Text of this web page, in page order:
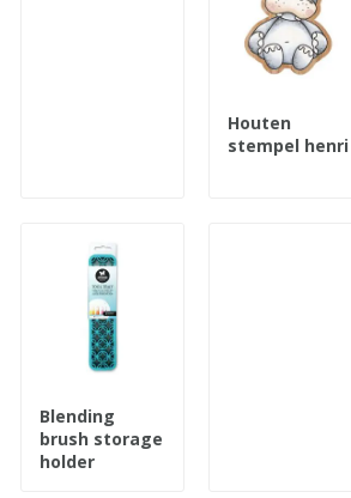
Houten
stempel henri
Blending
brush storage
holder